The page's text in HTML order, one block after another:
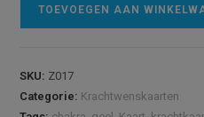
TOEVOEGEN AAN
SKU: Z017
Categorie: Krachtwenskaarten